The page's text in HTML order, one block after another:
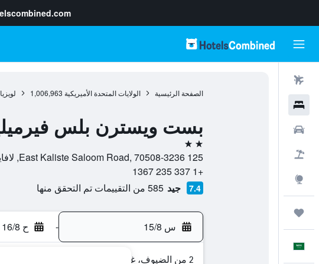
الصفحة الرئيسية الولايات المتحدة الأميريكية 1,006,963
بست ويسترن بلس
2 نجمتين
125 East Kaliste Saloom Road, 70508-3236, لافاييت (لويزيانا), لويزيانا, الولايات المتحدة الأميريكية
+1 337 235 1367
7.4 جيد 585 من التقييمات تم التحقق منها
س 15/8 - ح 16/8
2 من الضيوف، غرفة واحدة